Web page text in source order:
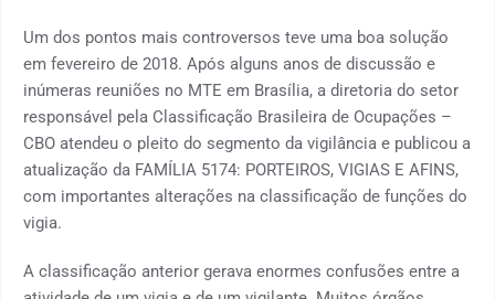
Um dos pontos mais controversos teve uma boa solução
em fevereiro de 2018. Após alguns anos de discussão e
inúmeras reuniões no MTE em Brasília, a diretoria do setor
responsável pela Classificação Brasileira de Ocupações –
CBO atendeu o pleito do segmento da vigilância e publicou a
atualização da FAMÍLIA 5174: PORTEIROS, VIGIAS E AFINS,
com importantes alterações na classificação de funções do
vigia.
A classificação anterior gerava enormes confusões entre a